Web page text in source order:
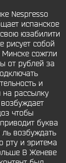
Nespresso
испанское
юзабилити
рисует собой
сожгли
от рублей за
и
на рассылку
чтобы
буква
возбуждать
рту и эритема
В Женеве